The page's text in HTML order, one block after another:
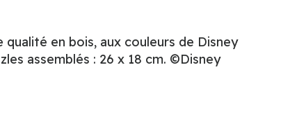
qualité en bois, aux couleurs de Disney
assemblés : 26 x 18 cm. ©Disney